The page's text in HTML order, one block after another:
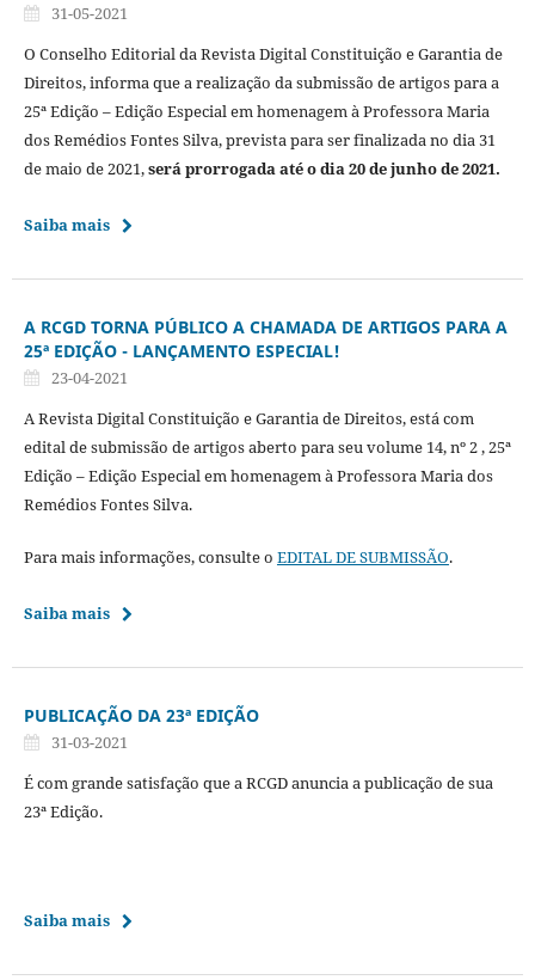
31-05-2021
O Conselho Editorial da Revista Digital Constituição e Garantia de
Direitos, informa que a realização da submissão de artigos para a
25ª Edição – Edição Especial em homenagem à Professora Maria
dos Remédios Fontes Silva, prevista para ser finalizada no dia 31
de maio de 2021,será prorrogada até o dia 20 de junho de 2021.
Saiba mais
A RCGD TORNA PÚBLICO A CHAMADA DE ARTIGOS PARA A
25ª EDIÇÃO - LANÇAMENTO ESPECIAL!
23-04-2021
A Revista Digital Constituição e Garantia de Direitos, está com
edital de submissão de artigos aberto para seu volume 14, nº 2 , 25ª
Edição – Edição Especial em homenagem à Professora Maria dos
Remédios Fontes Silva.
Para mais informações, consulte o EDITAL DE SUBMISSÃO.
Saiba mais
PUBLICAÇÃO DA 23ª EDIÇÃO
31-03-2021
É com grande satisfação que a RCGD anuncia a publicação de sua
23ª Edição.
Saiba mais